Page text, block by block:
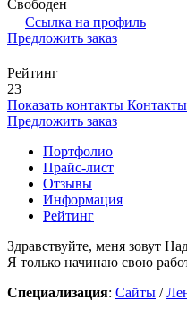
Свободен
Ссылка на профиль
Предложить заказ
Рейтинг
23
Показать контакты Контакты
Предложить заказ
Портфолио
Прайс-лист
Отзывы
Информация
Рейтинг
Здравствуйте, меня зовут
Я только начинаю свою
Специализация: Сайты /